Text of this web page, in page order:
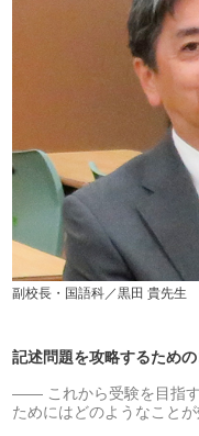
副校長・国語科／黒田 貴先生
記述問題を攻略するため
これから受験を目指
ためにはどのようなこと